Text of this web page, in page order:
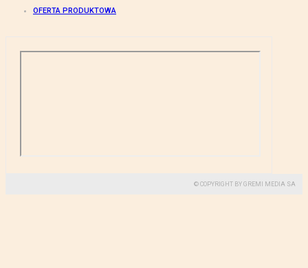
OFERTA PRODUKTOWA
© COPYRIGHT BY GREMI MEDIA SA